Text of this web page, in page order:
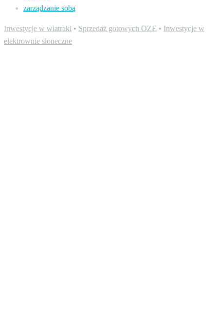
zarządzanie sobą
Inwestycje w wiatraki • Sprzedaż gotowych OZE • Inwestycje w
elektrownie słoneczne